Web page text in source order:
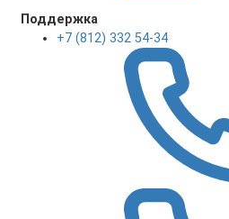
Поддержка
+7 (812) 332 54-34